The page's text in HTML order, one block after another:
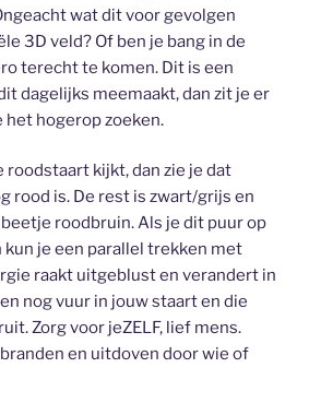
wat dit voor gevolgen
3D veld? Of ben je bang in de
terecht te komen. Dit is een
dagelijks meemaakt, dan zit je er
het hogerop zoeken.
roodstaart kijkt, dan zie je dat
rood is. De rest is zwart/grijs en
roodbruin. Als je dit puur op
kun je een parallel trekken met
raakt uitgeblust en verandert in
nog vuur in jouw staart en die
Zorg voor jeZELF, lief mens.
en uitdoven door wie of